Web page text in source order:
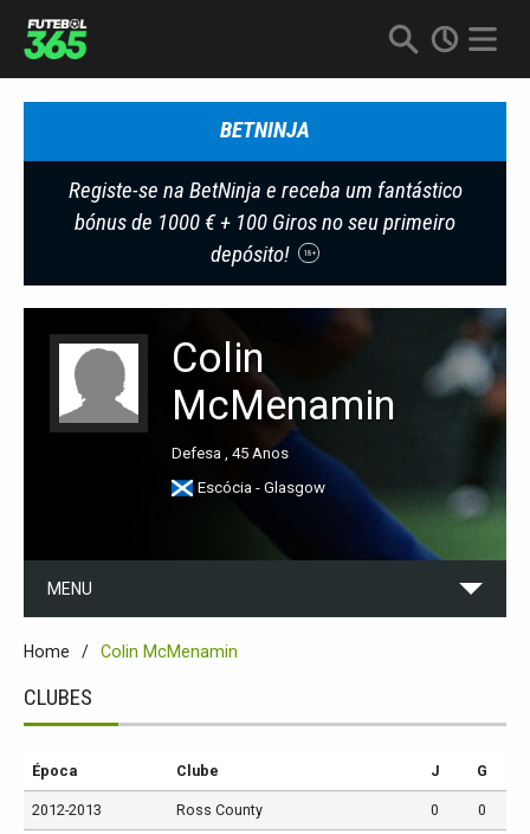
BETNINJA
Registe-se na BetNinja e receba um fantástico
bónus de 1000 € + 100 Giros no seu primeiro
depósito!
18+
Colin
McMenamin
Defesa , 45 Anos
Escócia - Glasgow
MENU
Home Colin McMenamin
CLUBES
Época Clube J G
2012-2013 Ross County 0 0